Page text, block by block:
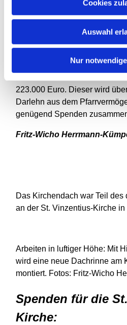
Cookies
Auswahl
Nur
die Orgel verursachte Kosten
Die beiden Bauabschnitte,
rund 600.000 Euro. Dank
genehmigte dafür einen
223.000 Euro. Dieser wird
Darlehn aus dem
genügend Spenden
Fritz-Wicho Herrmann-
Das Kirchendach war Teil des
an der St. Vinzentius-Kirche in
Arbeiten in luftiger Höhe: Mit
wird eine neue Dachrinne am
montiert. Fotos: Fritz-Wicho
Spenden für die
Kirche: